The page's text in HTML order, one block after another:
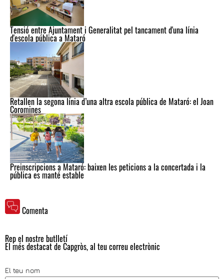
Tensió entre Ajuntament i Generalitat pel tancament d'una línia
d'escola pública a Mataró
Retallen la segona línia d’una altra escola pública de Mataró: el Joan
Coromines
Preinscripcions a Mataró: baixen les peticions a la concertada i la
pública es manté estable
Comenta
Rep el nostre butlletí
El més destacat de Capgròs, al teu correu electrònic
El teu nom